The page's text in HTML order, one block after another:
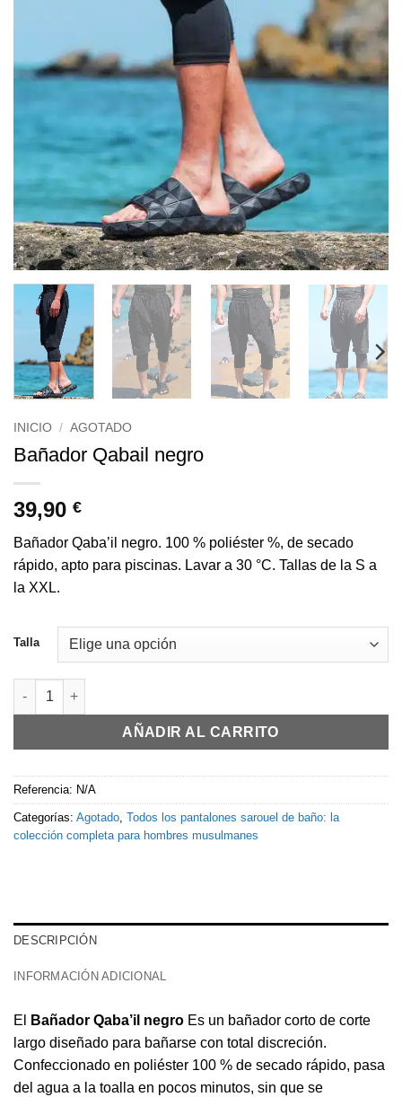
INICIO / AGOTADO
Bañador Qabail negro
39,90 €
Bañador Qaba’il negro. 100 % poliéster %, de secado
rápido, apto para piscinas. Lavar a 30 °C. Tallas de la S a
la XXL.
Talla
Cantidad de Swimshort de bain Qabail Noir
AÑADIR AL CARRITO
Referencia: N/A
Categorías: Agotado Todos los pantalones sarouel de baño: la
colección completa para hombres musulmanes
DESCRIPCIÓN
INFORMACIÓN ADICIONAL
El Bañador Qaba’il negro Es un bañador corto de corte
largo diseñado para bañarse con total discreción.
Confeccionado en poliéster 100 % de secado rápido, pasa
del agua a la toalla en pocos minutos, sin que se